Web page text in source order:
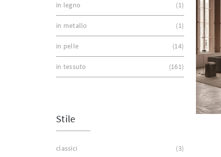
in legno 1
in metallo 1
in pelle 14
in tessuto 161
Stile
classici 3